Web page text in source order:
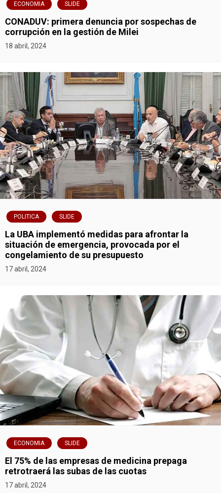
ECONOMIA SLIDE
CONADUV: primera denuncia por sospechas de
corrupción en la gestión de Milei
18 abril, 2024
POLITICA SLIDE
La UBA implementó medidas para afrontar la
situación de emergencia, provocada por el
congelamiento de su presupuesto
17 abril, 2024
ECONOMIA SLIDE
El 75% de las empresas de medicina prepaga
retrotraerá las subas de las cuotas
17 abril, 2024